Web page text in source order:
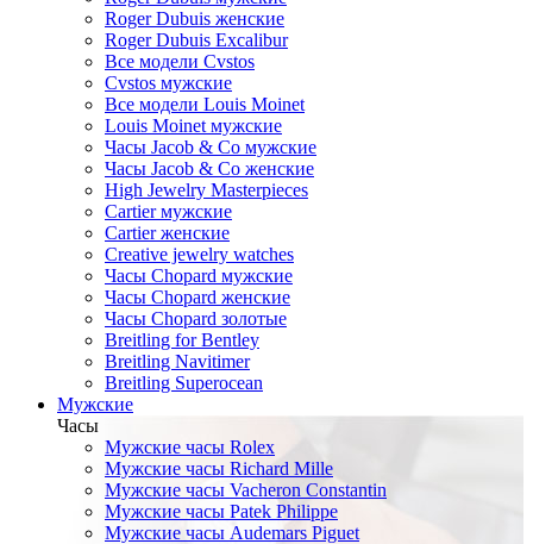
Roger Dubuis женские
Roger Dubuis Excalibur
Все модели Cvstos
Cvstos мужские
Все модели Louis Moinet
Louis Moinet мужские
Часы Jacob & Co мужские
Часы Jacob & Co женские
High Jewelry Masterpieces
Cartier мужские
Cartier женские
Creative jewelry watches
Часы Chopard мужские
Часы Сhopard женские
Часы Сhopard золотые
Breitling for Bentley
Breitling Navitimer
Breitling Superocean
Мужские
Часы
Мужские часы Rolex
Мужские часы Richard Mille
Мужские часы Vacheron Constantin
Мужские часы Patek Philippe
Мужские часы Audemars Piguet